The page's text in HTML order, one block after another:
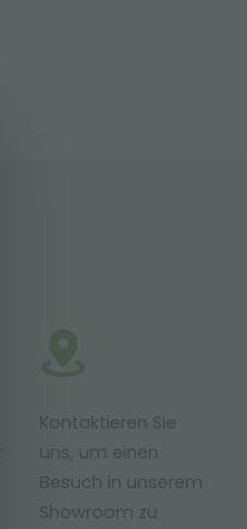
Kontaktieren Sie
uns, um einen
Besuch in unserem
Showroom zu